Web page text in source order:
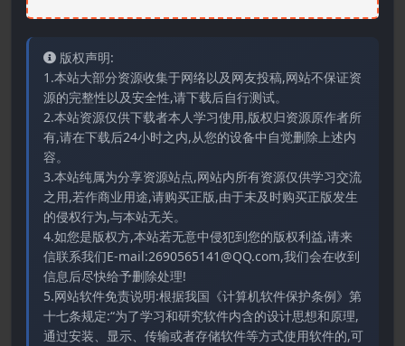
版权声明:
1.本站大部分资源收集于网络以及网友投稿,网站不保证资
源的完整性以及安全性,请下载后自行测试。
2.本站资源仅供下载者本人学习使用,版权归资源原作者所
有,请在下载后24小时之内,从您的设备中自觉删除上述内
容。
3.本站纯属为分享资源站点,网站内所有资源仅供学习交流
之用,若作商业用途,请购买正版,由于未及时购买正版发生
的侵权行为,与本站无关。
4.如您是版权方,本站若无意中侵犯到您的版权利益,请来
信联系我们E-mail:2690565141@QQ.com,我们会在收到
信息后尽快给予删除处理!
5.网站软件免责说明:根据我国《计算机软件保护条例》第
十七条规定:“为了学习和研究软件内含的设计思想和原理,
通过安装、显示、传输或者存储软件等方式使用软件的,可